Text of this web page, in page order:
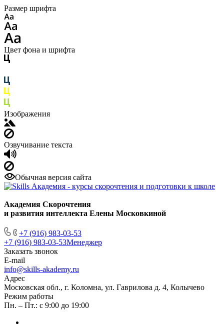
Размер шрифта
Цвет фона и шрифта
Изображения
Озвучивание текста
Обычная версия сайта
Академия Скорочтения
и развития интеллекта Елены Московкиной
+7 (916) 983-03-53
+7 (916) 983-03-53Менеджер
Заказать звонок
E-mail
info@skills-akademy.ru
Адрес
Московская обл., г. Коломна, ул. Гаврилова д. 4, Колычево
Режим работы
Пн. – Пт.: с 9:00 до 19:00